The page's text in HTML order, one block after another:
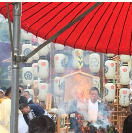
た
ひ
と
つ、
京
都
生
ま
れ
京
都
育
ち